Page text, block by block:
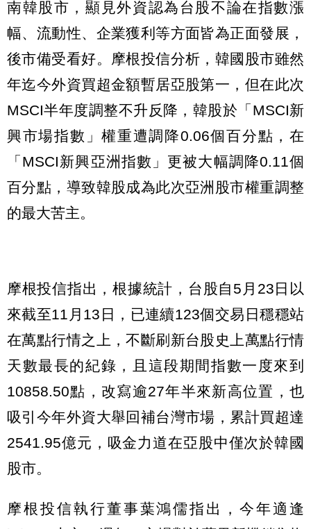
南韓股市，顯見外資認為台股不論在指數漲
幅、流動性、企業獲利等方面皆為正面發展，
後市備受看好。摩根投信分析，韓國股市雖然
年迄今外資買超金額暫居亞股第一，但在此次
MSCI半年度調整不升反降，韓股於「MSCI新
興市場指數」權重遭調降0.06個百分點，在
「MSCI新興亞洲指數」更被大幅調降0.11個
百分點，導致韓股成為此次亞洲股市權重調整
的最大苦主。
摩根投信指出，根據統計，台股自5月23日以
來截至11月13日，已連續123個交易日穩穩站
在萬點行情之上，不斷刷新台股史上萬點行情
天數最長的紀錄，且這段期間指數一度來到
10858.50點，改寫逾27年半來新高位置，也
吸引今年外資大舉回補台灣市場，累計買超達
2541.95億元，吸金力道在亞股中僅次於韓國
股市。
摩根投信執行董事葉鴻儒指出，今年適逢